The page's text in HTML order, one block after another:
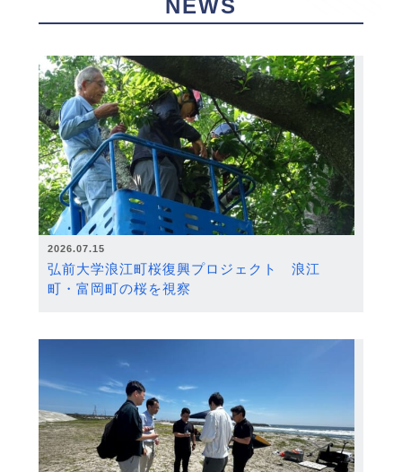
NEWS
2026.07.15
弘前大学浪江町桜復興プロジェクト 浪江
町・富岡町の桜を視察